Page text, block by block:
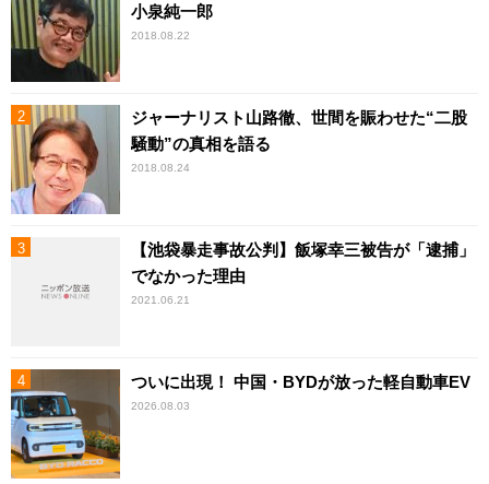
小泉純一郎
2018.08.22
ジャーナリスト山路徹、世間を賑わせた“二股
騒動”の真相を語る
2018.08.24
【池袋暴走事故公判】飯塚幸三被告が「逮捕」
でなかった理由
2021.06.21
ついに出現！ 中国・BYDが放った軽自動車EV
2026.08.03